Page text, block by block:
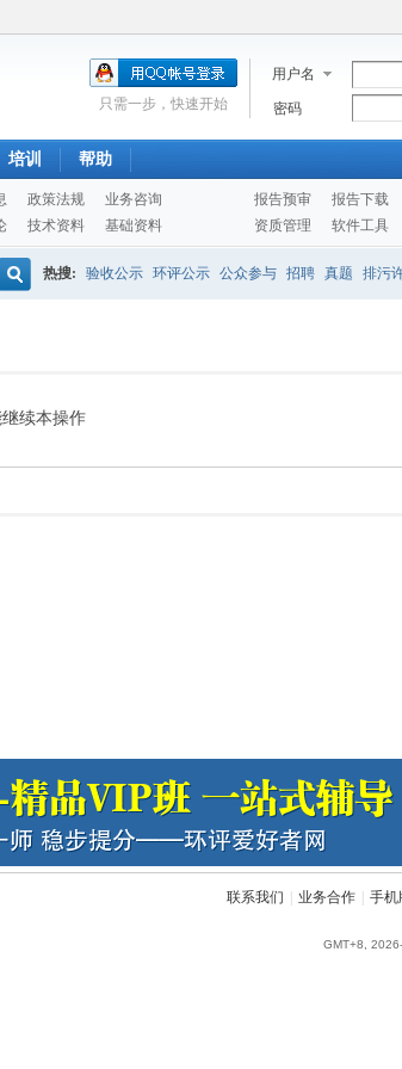
用户名
密码
只需一步，快速开始
培训 帮助
政策法规
业务咨询
技术资料 基础资料
报告预审 报告下载
资质管理
软件工具
热搜: 验收公示 环评公示 公众参与 招聘 真题 排污
续本操作
联系我们 业务合作 手机
GMT+8,